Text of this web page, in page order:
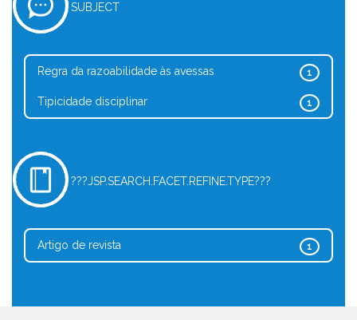
SUBJECT
1
Regra da razoabilidade às avessas
1
Tipicidade disciplinar
???JSP.SEARCH.FACET.REFINE.TYPE???
1
Artigo de revista